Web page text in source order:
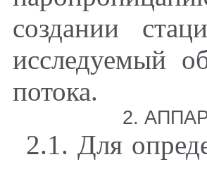
создании
исследуемый
потока.
2.
2.1. Для